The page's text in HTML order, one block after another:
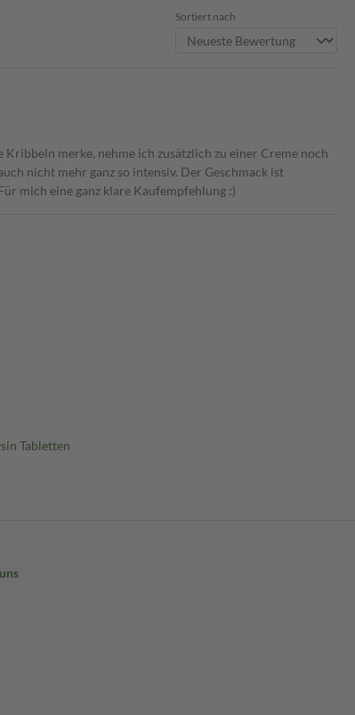
Sortiert nach
merke, nehme ich zusätzlich zu einer Creme noch
nicht mehr ganz so intensiv. Der Geschmack ist
mich eine ganz klare Kaufempfehlung :)
Tabletten